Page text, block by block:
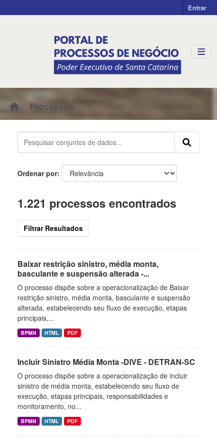
Entrar
Processos
Ordenar por
1.221 processos encontrados
Filtrar Resultados
Baixar restrição sinistro, média monta,
basculante e suspensão alterada -...
O processo dispõe sobre a operacionalização de Baixar
restrição sinistro, média monta, basculante e suspensão
alterada, estabelecendo seu fluxo de execução, etapas
principais,...
BPMN HTML PDF
Incluir Sinistro Média Monta -DIVE - DETRAN-SC
O processo dispõe sobre a operacionalização de incluir
sinistro de média monta, estabelecendo seu fluxo de
execução, etapas principais, responsabilidades e
monitoramento, no...
BPMN HTML PDF